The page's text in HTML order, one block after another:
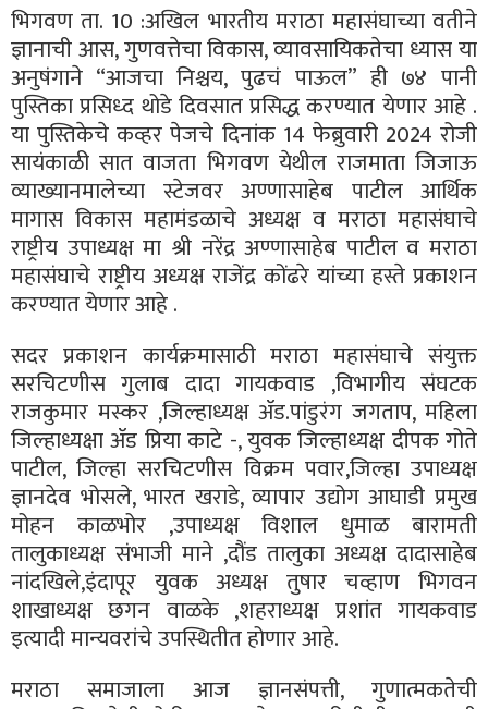
भिगवण ता. 10 :अखिल भारतीय मराठा महासंघाच्या वतीने
ज्ञानाची आस, गुणवत्तेचा विकास, व्यावसायिकतेचा ध्यास या
अनुषंगाने “आजचा निश्चय, पुढचं पाऊल” ही ७४ पानी
पुस्तिका प्रसिध्द थोडे दिवसात प्रसिद्ध करण्यात येणार आहे .
या पुस्तिकेचे कव्हर पेजचे दिनांक 14 फेब्रुवारी 2024 रोजी
सायंकाळी सात वाजता भिगवण येथील राजमाता जिजाऊ
व्याख्यानमालेच्या स्टेजवर अण्णासाहेब पाटील आर्थिक
मागास विकास महामंडळाचे अध्यक्ष व मराठा महासंघाचे
राष्ट्रीय उपाध्यक्ष मा श्री नरेंद्र अण्णासाहेब पाटील व मराठा
महासंघाचे राष्ट्रीय अध्यक्ष राजेंद्र कोंढरे यांच्या हस्ते प्रकाशन
करण्यात येणार आहे .
सदर प्रकाशन कार्यक्रमासाठी मराठा महासंघाचे संयुक्त
सरचिटणीस गुलाब दादा गायकवाड ,विभागीय संघटक
राजकुमार मस्कर ,जिल्हाध्यक्ष ॲड.पांडुरंग जगताप, महिला
जिल्हाध्यक्षा ॲड प्रिया काटे -, युवक जिल्हाध्यक्ष दीपक गोते
पाटील, जिल्हा सरचिटणीस विक्रम पवार,जिल्हा उपाध्यक्ष
ज्ञानदेव भोसले, भारत खराडे, व्यापार उद्योग आघाडी प्रमुख
मोहन काळभोर ,उपाध्यक्ष विशाल धुमाळ बारामती
तालुकाध्यक्ष संभाजी माने ,दौंड तालुका अध्यक्ष दादासाहेब
नांदखिले,इंदापूर युवक अध्यक्ष तुषार चव्हाण भिगवन
शाखाध्यक्ष छगन वाळके ,शहराध्यक्ष प्रशांत गायकवाड
इत्यादी मान्यवरांचे उपस्थितीत होणार आहे.
मराठा समाजाला आज ज्ञानसंपत्ती, गुणात्मकतेची